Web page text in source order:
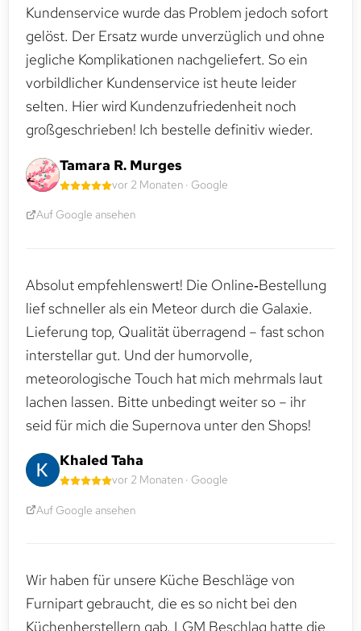
Kundenservice wurde das Problem jedoch sofort
gelöst. Der Ersatz wurde unverzüglich und ohne
jegliche Komplikationen nachgeliefert. So ein
vorbildlicher Kundenservice ist heute leider
selten. Hier wird Kundenzufriedenheit noch
großgeschrieben! Ich bestelle definitiv wieder.
Tamara R. Murges
vor 2 Monaten · Google
Auf Google ansehen
Absolut empfehlenswert! Die Online‑Bestellung
lief schneller als ein Meteor durch die Galaxie.
Lieferung top, Qualität überragend – fast schon
interstellar gut. Und der humorvolle,
meteorologische Touch hat mich mehrmals laut
lachen lassen. Bitte unbedingt weiter so – ihr
seid für mich die Supernova unter den Shops!
Khaled Taha
vor 2 Monaten · Google
Auf Google ansehen
Wir haben für unsere Küche Beschläge von
Furnipart gebraucht, die es so nicht bei den
Küchenherstellern gab. LGM Beschlag hatte die